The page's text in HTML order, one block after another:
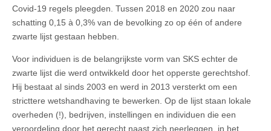
Covid-19 regels pleegden. Tussen 2018 en 2020 zou naar
schatting 0,15 à 0,3% van de bevolking zo op één of andere
zwarte lijst gestaan hebben.
Voor individuen is de belangrijkste vorm van SKS echter de
zwarte lijst die werd ontwikkeld door het opperste gerechtshof.
Hij bestaat al sinds 2003 en werd in 2013 versterkt om een
stricttere wetshandhaving te bewerken. Op de lijst staan lokale
overheden (!), bedrijven, instellingen en individuen die een
veroordeling door het gerecht naast zich neerleggen, in het